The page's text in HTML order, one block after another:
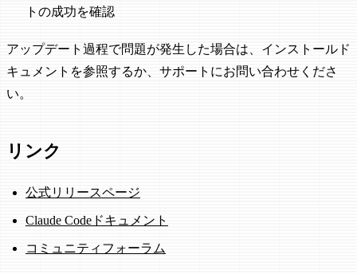
トの成功を確認
アップデート過程で問題が発生した場合は、インストールド
キュメントを参照するか、サポートにお問い合わせくださ
い。
リンク
公式リリースページ
Claude Codeドキュメント
コミュニティフォーラム